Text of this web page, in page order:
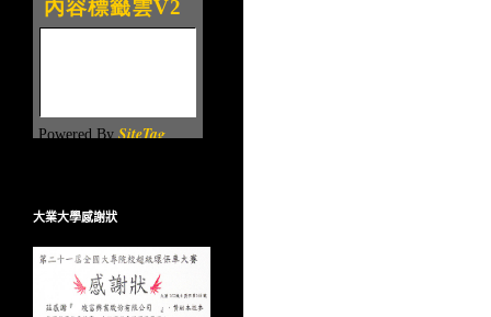
大業大學感謝狀